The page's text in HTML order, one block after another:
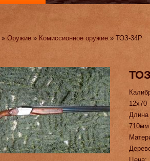
»Оружие » Комиссионное оружие » ТОЗ-34Р
12х70
710мм